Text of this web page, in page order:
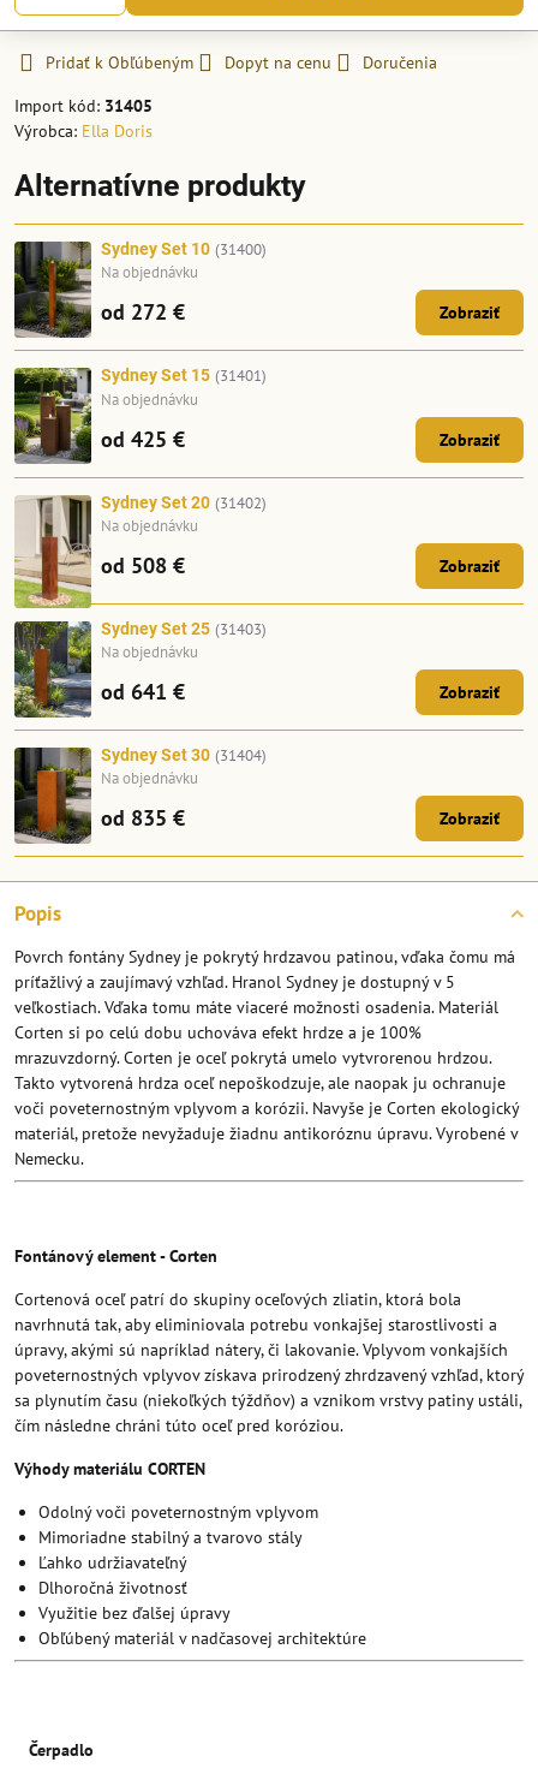
Pridať k Obľúbeným Dopyt na cenu
Doručenia
Import kód: 31405
Výrobca: Ella Doris
Popis
Povrch fontány Sydney je pokrytý hrdzavou patinou, vďaka čomu má
príťažlivý a zaujímavý vzhľad. Hranol Sydney je dostupný v 5
veľkostiach. Vďaka tomu máte viaceré možnosti osadenia. Materiál
Corten si po celú dobu uchováva efekt hrdze a je 100%
mrazuvzdorný. Corten je oceľ pokrytá umelo vytvrorenou hrdzou.
Takto vytvorená hrdza oceľ nepoškodzuje, ale naopak ju ochranuje
voči poveternostným vplyvom a korózii. Navyše je Corten ekologický
materiál, pretože nevyžaduje žiadnu antikoróznu úpravu. Vyrobené v
Nemecku.
Fontánový element - Corten
Cortenová oceľ patrí do skupiny oceľových zliatin, ktorá bola
navrhnutá tak, aby eliminiovala potrebu vonkajšej starostlivosti a
úpravy, akými sú napríklad nátery, či lakovanie. Vplyvom vonkajších
poveternostných vplyvov získava prirodzený zhrdzavený vzhľad, ktorý
sa plynutím času (niekoľkých týždňov) a vznikom vrstvy patiny ustáli,
čím následne chráni túto oceľ pred koróziou.
Výhody materiálu CORTEN
Odolný voči poveternostným vplyvom
Mimoriadne stabilný a tvarovo stály
Ľahko udržiavateľný
Dlhoročná životnosť
Využitie bez ďalšej úpravy
Obľúbený materiál v nadčasovej architektúre
Čerpadlo
Alternatívne produkty
Sydney Set 10 (31400)
Na objednávku
od 272 € Zobraziť
Sydney Set 15 (31401)
Na objednávku
od 425 € Zobraziť
Sydney Set 20 (31402)
Na objednávku
od 508 € Zobraziť
Sydney Set 25 (31403)
Na objednávku
od 641 € Zobraziť
Sydney Set 30 (31404)
Na objednávku
od 835 € Zobraziť